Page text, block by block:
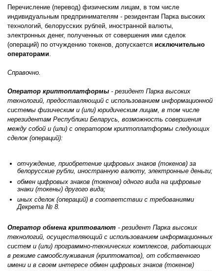
Перечисление (перевод) физическим лицам, в том числе
индивидуальным предпринимателям - резидентам Парка высоких
технологий, белорусских рублей, иностранной валюты,
электронных денег, полученных от совершения ими сделок
(операций) по отчуждению токенов, допускается исключительно
операторами.
Справочно.
Оператор криптоплатформы - резидент Парка высоких
технологий, предоставляющий с использованием информационной
системы физическим и (или) юридическим лицам, в том числе
нерезидентам Республики Беларусь, возможность совершения
между собой и (или) с оператором криптоплатформы следующих
сделок (операций):
отчуждение, приобретение цифровых знаков (токенов) за
белорусские рубли, иностранную валюту, электронные деньги;
обмен цифровых знаков (токенов) одного вида на цифровые
знаки (токены) другого вида;
иных сделок (операций) в соответствии с требованиями
Декрета № 8.
Оператор обмена криптовалют - резидент Парка высоких
технологий, осуществляющий с использованием информационных
систем и (или) программно-технических комплексов, работающих
в режиме самообслуживания (криптоматов), от собственного
имени и в своем интересе обмен цифровых знаков (токенов)